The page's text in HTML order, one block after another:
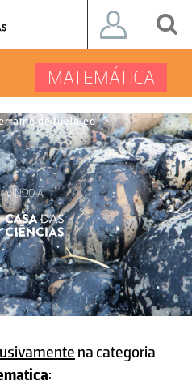
MATEMÁTICA
de fuelóleo
VINDO À
na categoria
: